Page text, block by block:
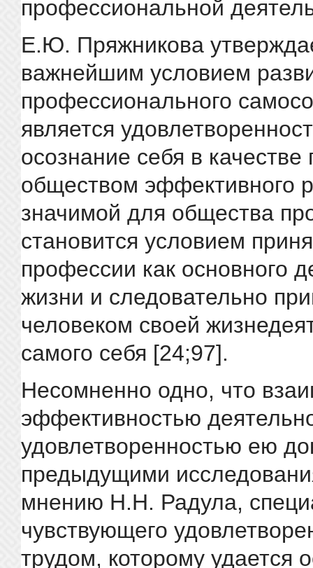
профессиональной
Е.Ю. Пряжникова
важнейшим условием
профессионального
является
осознание себя в качестве
обществом эффективного
значимой для общества
становится условием
профессии как основного
жизни и следовательно
человеком своей
самого себя [24;97].
Несомненно одно, что
эффективностью
удовлетворенностью ею
предыдущими
мнению Н.Н. Радула,
чувствующего
трудом, которому удается